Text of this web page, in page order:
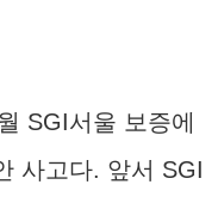
SGI서울 보증에
사고다. 앞서 SGI